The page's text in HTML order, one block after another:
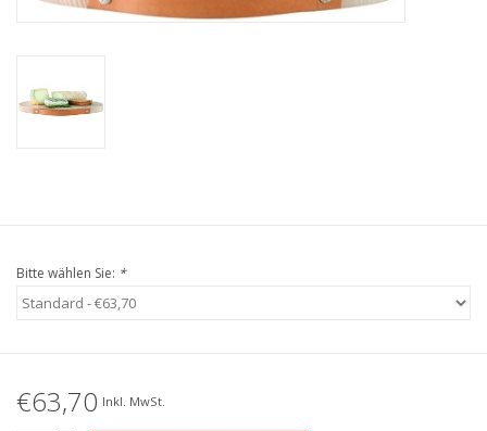
Kaffee & Tee
Bitte wählen Sie: *
€63,70 Inkl. MwSt.